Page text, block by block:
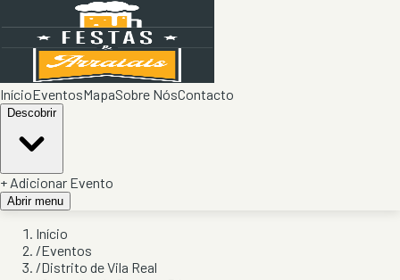
InícioEventosMapaSobre NósContacto
Descobrir
+ Adicionar Evento
Abrir menu
Início
/Eventos
/Distrito de Vila Real